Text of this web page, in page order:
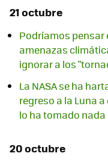
21 octubre
Podríamos pensar
amenazas
ignorar a los
La NASA se ha
regreso a la Luna
lo ha tomado nada
20 octubre